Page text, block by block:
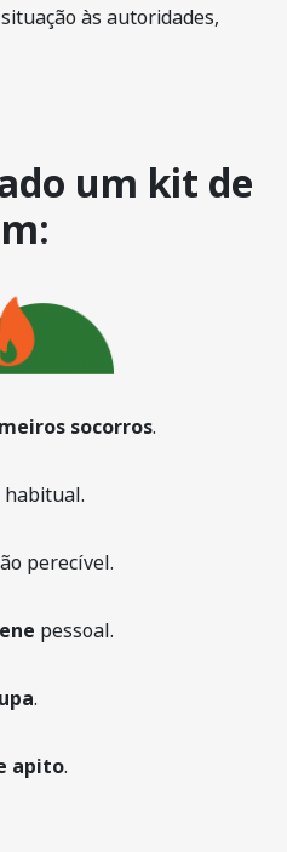
às autoridades,
um kit de
socorros.
habitual.
perecível.
pessoal.
.
apito.